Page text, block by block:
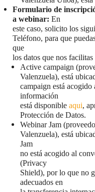
Formulario de
a webinar: En
este caso, solicito los
Teléfono, para que
que
los datos que nos
Active campaign
Valenzuela), está
campaign está
información
está disponible aqui,
Protección de Datos.
Webinar Jam
Valenzuela), está
Jam
no está acogido al
(Privacy
Shield), por lo que no
adecuados en